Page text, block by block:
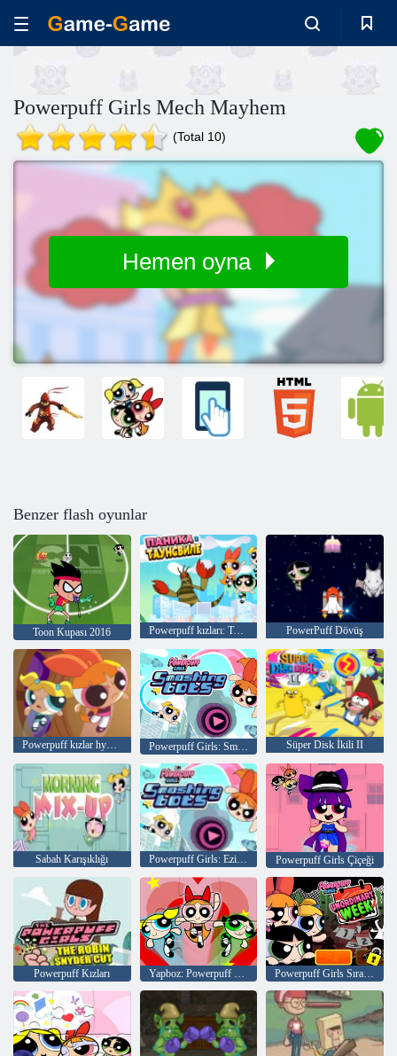
Powerpuff Girls Mech Mayhem
(Total 10)
Hemen oyna
Benzer flash oyunlar
Toon Kupası 2016 Powerpuff kızları: Townsville'de Panik PowerPuff Dövüş
Powerpuff kızlar hypno mutluluk Powerpuff Girls: Smashing Botlar Süper Disk İkili II
Sabah Karışıklığı Powerpuff Girls: Ezici Robotlar Powerpuff Girls Çiçeği
Powerpuff Kızları Yapboz: Powerpuff Girls 2 Powerpuff Girls Sıradışı Haftası